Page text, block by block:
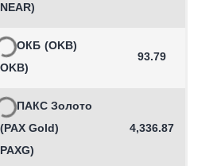
ОКБ (OKB)
93.79
ПАКС Золото
(PAX Gold)
4,336.87